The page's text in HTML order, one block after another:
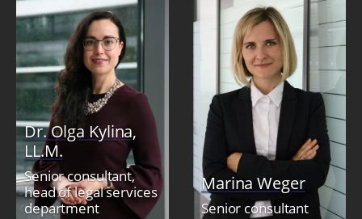
Dr. Olga Kylina,
LL.M.
Senior consultant,
head of legal services
department
Marina Weger
Senior consultant